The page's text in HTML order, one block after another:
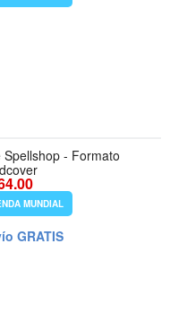
Spellshop - Formato
MUNDIAL
GRATIS